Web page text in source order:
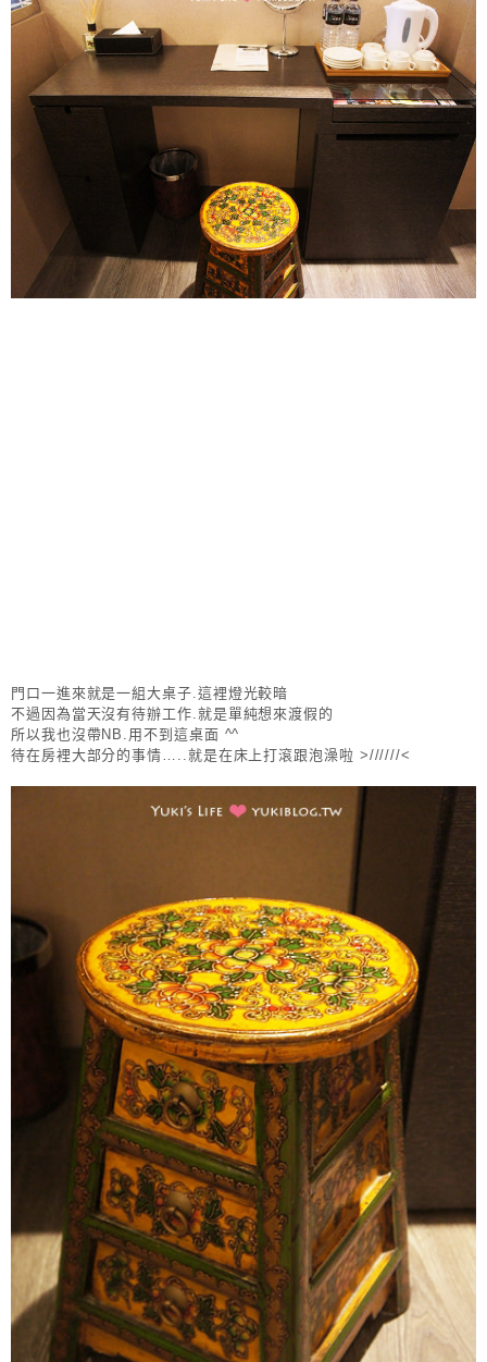
門口一進來就是一組大桌子.這裡燈光較暗
不過因為當天沒有待辦工作.就是單純想來渡假的
所以我也沒帶NB.用不到這桌面 ^^
待在房裡大部分的事情…..就是在床上打滾跟泡澡啦 >//////<